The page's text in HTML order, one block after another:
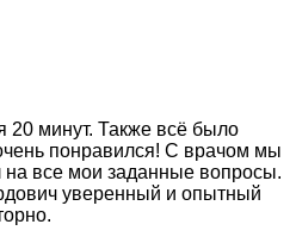
20 минут. Также всё было
понравился! С врачом мы
на все мои заданные вопросы.
уверенный и опытный